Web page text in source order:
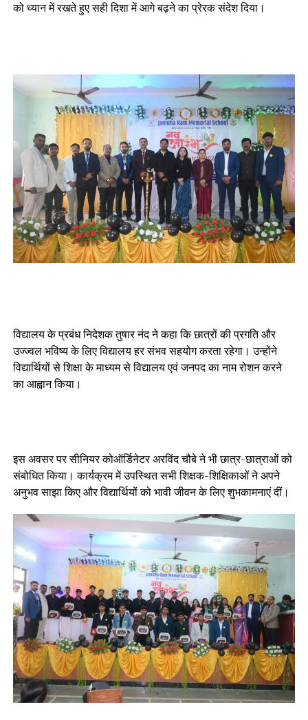
को ध्यान में रखते हुए सही दिशा में आगे बढ़ने का प्रेरक संदेश दिया।
विद्यालय के प्रबंध निदेशक तुषार नंद ने कहा कि छात्रों की प्रगति और
उज्ज्वल भविष्य के लिए विद्यालय हर संभव सहयोग करता रहेगा। उन्होंने
विद्यार्थियों से शिक्षा के माध्यम से विद्यालय एवं जनपद का नाम रोशन करने
का आह्वान किया।
इस अवसर पर सीनियर कोऑर्डिनेटर अरविंद चौबे ने भी छात्र-छात्राओं को
संबोधित किया। कार्यक्रम में उपस्थित सभी शिक्षक-शिक्षिकाओं ने अपने
अनुभव साझा किए और विद्यार्थियों को भावी जीवन के लिए शुभकामनाएं दीं।